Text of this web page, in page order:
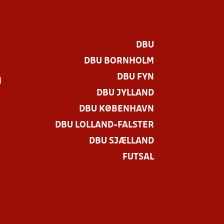
DBU
DBU BORNHOLM
DBU FYN
DBU JYLLAND
DBU KØBENHAVN
DBU LOLLAND-FALSTER
DBU SJÆLLAND
FUTSAL